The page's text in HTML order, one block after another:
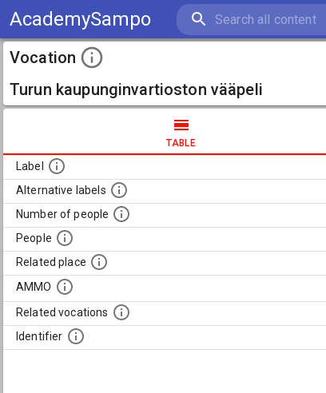
AcademySampo
Vocation
Turun kaupunginvartioston vääpeli
TABLE
Label
Alternative labels
Number of people
People
Related place
AMMO
Related vocations
Identifier